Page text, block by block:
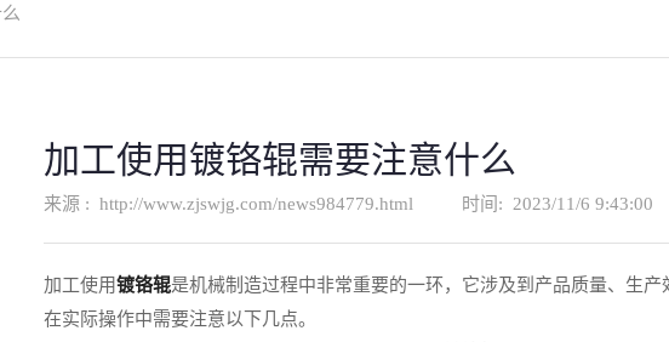
加工使用镀铬辊需要注意什么
来源 : http://www.zjswjg.com/news984779.html 时间: 2023/11/6 9:43:00
加工使用镀铬辊是机械制造过程中非常重要的一环，它涉及到产品质量、生产
在实际操作中需要注意以下几点。